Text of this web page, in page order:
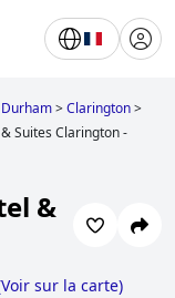
Durham>Clarington>
Suites Clarington -
&
Voir sur la carte)